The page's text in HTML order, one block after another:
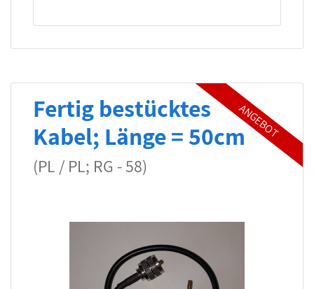
Fertig bestücktes
Kabel; Länge = 50cm
(PL / PL; RG - 58)